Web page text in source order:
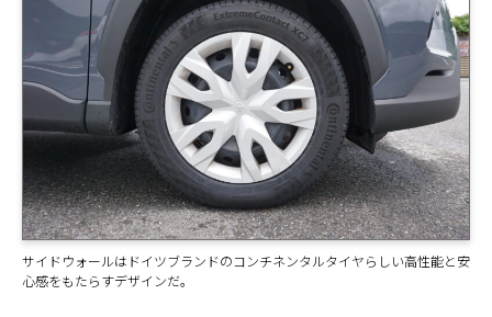
サイドウォールはドイツブランドのコンチネンタルタイヤらしい高性能と安
心感をもたらすデザインだ。